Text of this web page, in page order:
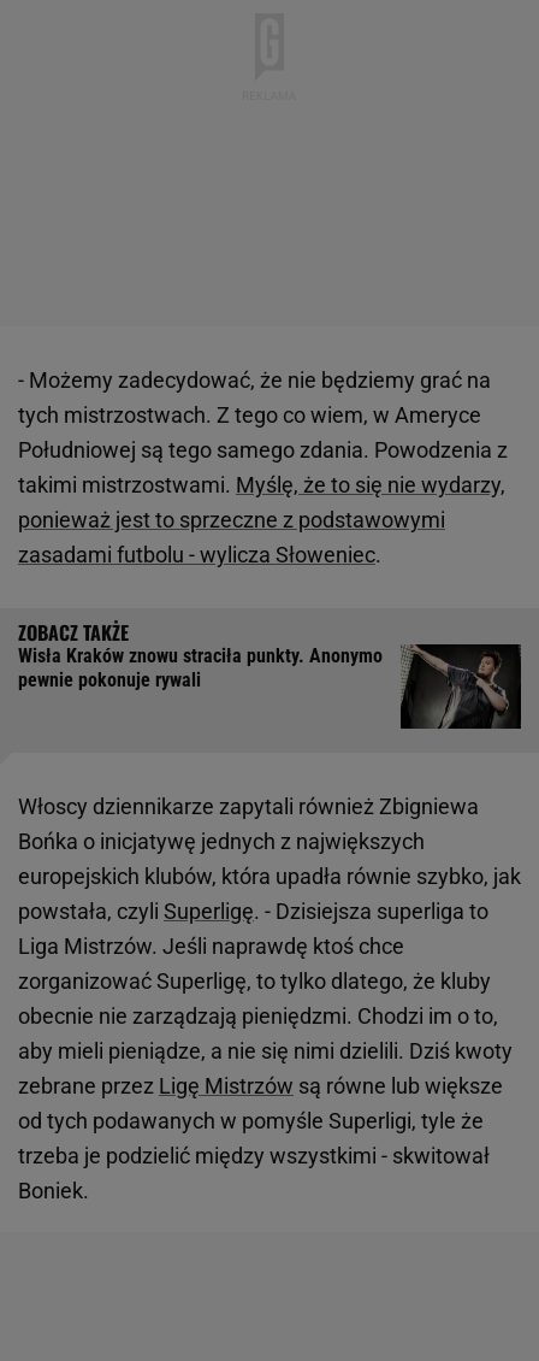
- Możemy zadecydować, że nie będziemy grać na
tych mistrzostwach. Z tego co wiem, w Ameryce
Południowej są tego samego zdania. Powodzenia z
takimi mistrzostwami. Myślę, że to się nie wydarzy,
ponieważ jest to sprzeczne z podstawowymi
zasadami futbolu - wylicza Słoweniec.
Wisła Kraków znowu straciła punkty. Anonymo
pewnie pokonuje rywali
Włoscy dziennikarze zapytali również Zbigniewa
Bońka o inicjatywę jednych z największych
europejskich klubów, która upadła równie szybko, jak
powstała, czyli Superligę. - Dzisiejsza superliga to
Liga Mistrzów. Jeśli naprawdę ktoś chce
zorganizować Superligę, to tylko dlatego, że kluby
obecnie nie zarządzają pieniędzmi. Chodzi im o to,
aby mieli pieniądze, a nie się nimi dzielili. Dziś kwoty
zebrane przez Ligę Mistrzów są równe lub większe
od tych podawanych w pomyśle Superligi, tyle że
trzeba je podzielić między wszystkimi - skwitował
Boniek.